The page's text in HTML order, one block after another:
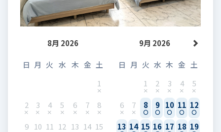
8月 2026
日 月 火 水 木 金 土
1
2 3 4 5 6 7 8
9 10 11 12 13 14 15
9月 2026
日 月 火 水 木 金 土
1
2 3 4 5
6 7 8 9 10 11 12
13 14 15 16 17 18 19